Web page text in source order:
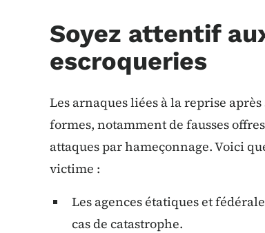
Soyez attentif
escroqueries
Les arnaques liées à la reprise
formes, notamment de fausses
attaques par hameçonnage. Voici
victime :
Les agences étatiques et
cas de catastrophe.